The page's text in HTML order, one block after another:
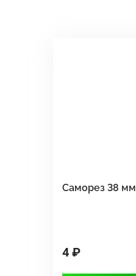
Саморез 38 мм
4 ₽